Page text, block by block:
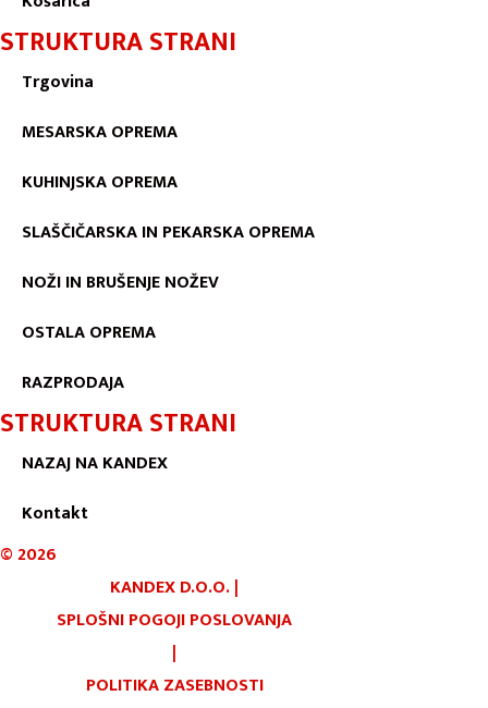
STRUKTURA STRANI
Trgovina
MESARSKA OPREMA
KUHINJSKA OPREMA
SLAŠČIČARSKA IN PEKARSKA OPREMA
NOŽI IN BRUŠENJE NOŽEV
OSTALA OPREMA
RAZPRODAJA
STRUKTURA STRANI
NAZAJ NA KANDEX
Kontakt
©2026
KANDEX D.O.O.|
SPLOŠNI POGOJI POSLOVANJA
|
POLITIKA ZASEBNOSTI